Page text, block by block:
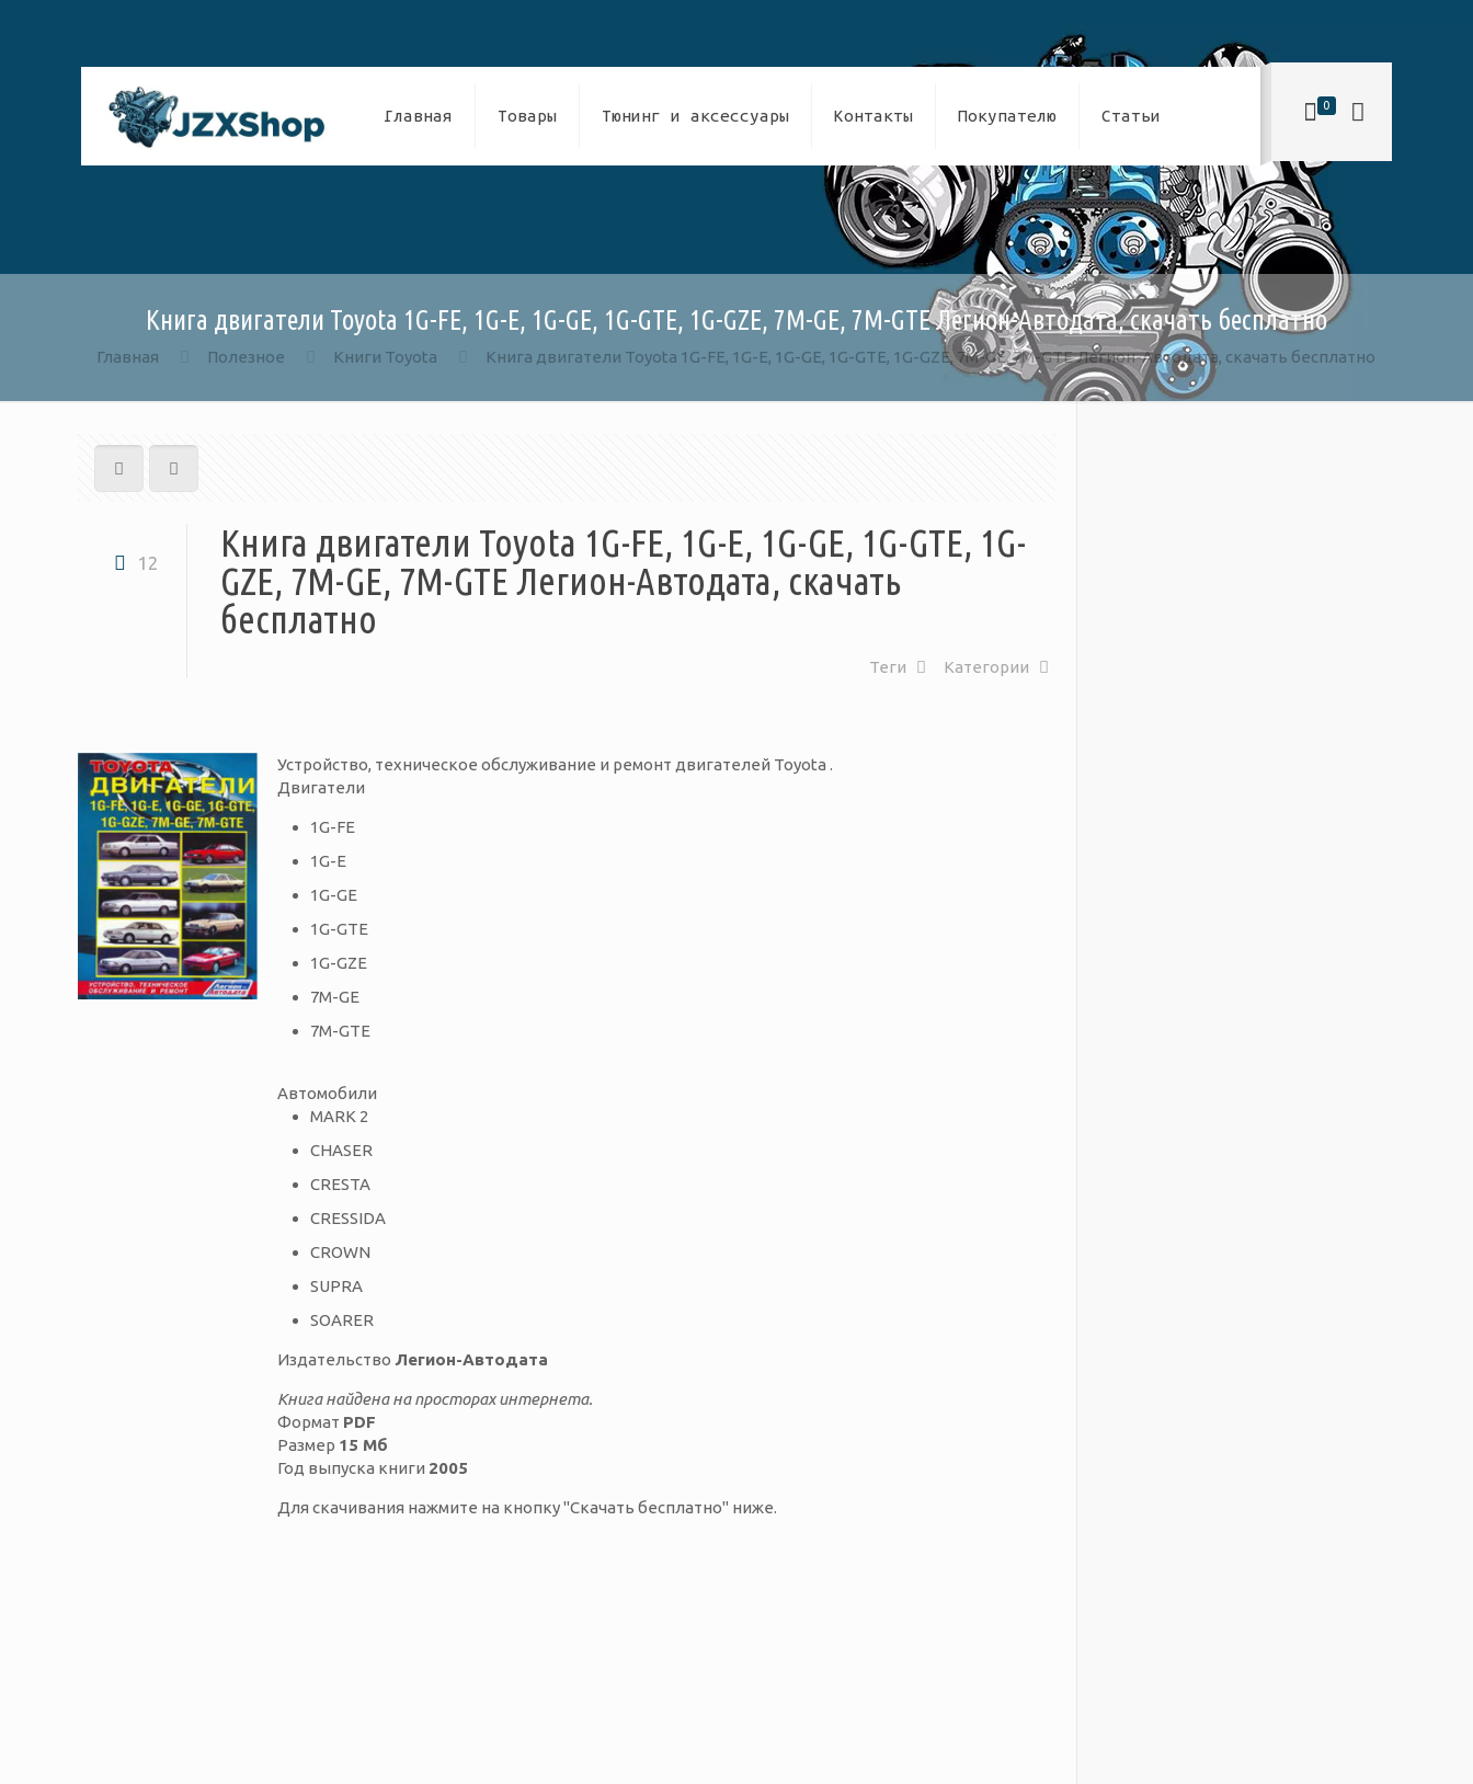
Главная Товары Тюнинг и аксессуары Контакты Покупателю Статьи
0
Книга двигатели Toyota 1G-FE, 1G-E, 1G-GE, 1G-GTE, 1G-GZE, 7M-GE, 7M-GTE Легион-Автодата, скачать бесплатно
Главная Полезное Книги Toyota Книга двигатели Toyota 1G-FE, 1G-E, 1G-GE, 1G-GTE, 1G-GZE, 7M-GE, 7M-GTE Легион-Автодата, скачать бесплатно
12
Книга двигатели Toyota 1G-FE, 1G-E, 1G-GE, 1G-GTE, 1G-
GZE, 7M-GE, 7M-GTE Легион-Автодата, скачать
бесплатно
Категории
Теги
Устройство, техническое обслуживание и ремонт двигателей Toyota .
Двигатели
1G-FE
1G-E
1G-GE
1G-GTE
1G-GZE
7M-GE
7M-GTE
Автомобили
MARK 2
CHASER
CRESTA
CRESSIDA
CROWN
SUPRA
SOARER
ИздательствоЛегион-Автодата
Книга найдена на просторах интернета.
Формат PDF
Размер 15 Мб
Год выпуска книги 2005
Для скачивания нажмите на кнопку "Скачать бесплатно" ниже.